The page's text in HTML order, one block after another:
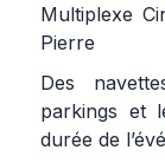
Multiplexe
Pierre
Des
parkings et
durée de